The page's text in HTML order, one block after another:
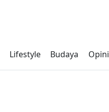
Lifestyle Budaya Opini